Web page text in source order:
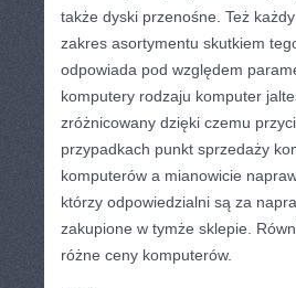
także dyski przenośne. Też
zakres asortymentu skutkiem
odpowiada pod względem
komputery rodzaju komputer
zróżnicowany dzięki czemu
przypadkach punkt sprzedaży
komputerów a mianowicie
którzy odpowiedzialni są za
zakupione w tymże sklepie.
różne ceny komputerów.